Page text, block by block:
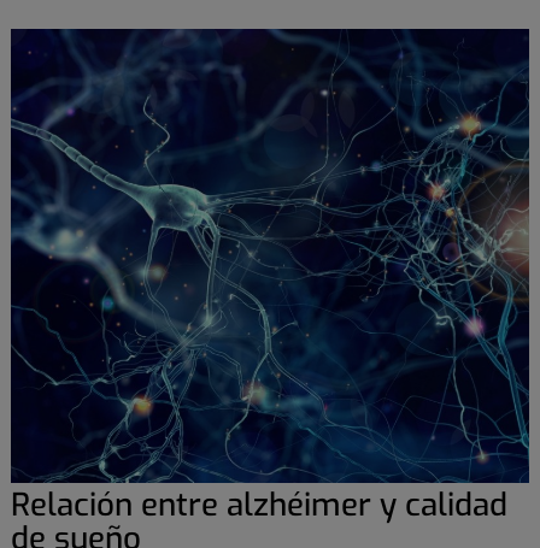
Relación entre alzhéimer y calidad
de sueño